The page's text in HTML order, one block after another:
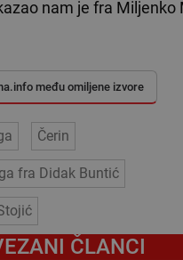
nam je fra Miljenko
među omiljene izvore
Čerin
fra Didak Buntić
ČLANCI